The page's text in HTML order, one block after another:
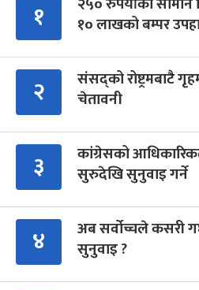
१
१० लाखको बम्पर
२
संसद्को रोष्ट्रमबाटै
चेतावनी
३
कांग्रेसको
सुरुदेखि सुनुवाइ गर्ने
४
अब सर्वोच्चले कसरी
सुनुवाइ ?